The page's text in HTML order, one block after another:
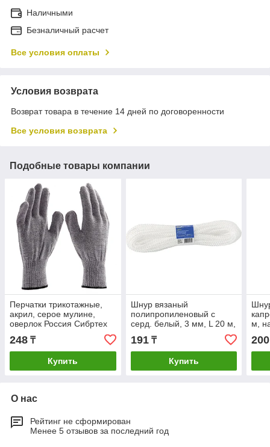
Наличными
Безналичный расчет
Все условия оплаты
Условия возврата
Возврат товара в течение 14 дней по договоренности
Все условия возврата
Подобные товары компании
Перчатки трикотажные,
акрил, серое мулине,
оверлок Россия Сибртех
248 ₸
Купить
Шнур вязаный
полипропиленовый с
серд. белый, 3 мм, L 20 м,
Россия Сибртех
191₸
Купить
м,
200
О нас
Рейтинг не сформирован
Менее 5 отзывов за последний год